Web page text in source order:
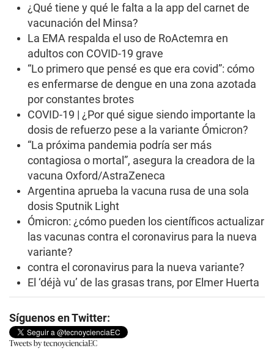
¿Qué tiene y qué le falta a la app del carnet de
vacunación del Minsa?
La EMA respalda el uso de RoActemra en
adultos con COVID-19 grave
“Lo primero que pensé es que era covid”: cómo
es enfermarse de dengue en una zona azotada
por constantes brotes
COVID-19 | ¿Por qué sigue siendo importante la
dosis de refuerzo pese a la variante Ómicron?
“La próxima pandemia podría ser más
contagiosa o mortal”, asegura la creadora de la
vacuna Oxford/AstraZeneca
Argentina aprueba la vacuna rusa de una sola
dosis Sputnik Light
Ómicron: ¿cómo pueden los científicos actualizar
las vacunas contra el coronavirus para la nueva
variante?
contra el coronavirus para la nueva variante?
El ‘déjà vu’ de las grasas trans, por Elmer Huerta
Síguenos en Twitter:
Tweets by tecnoycienciaEC